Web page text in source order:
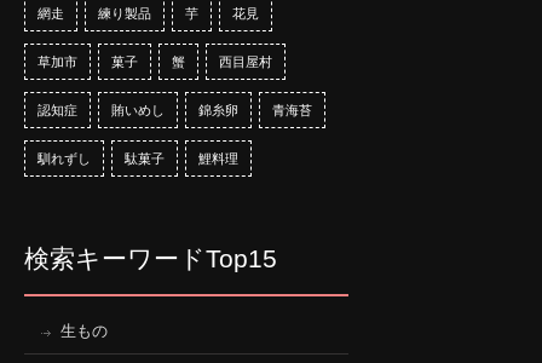
網走 練り製品 芋 花見
草加市 菓子 蟹 西目屋村
認知症 賄いめし 錦糸卵 青海苔
馴れずし 駄菓子 鯉料理
検索キーワードTop15
生もの